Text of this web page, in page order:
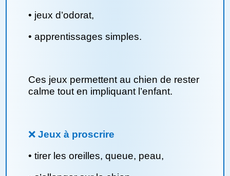
• jeux d’odorat,
• apprentissages simples.
Ces jeux permettent au chien de rester
calme tout en impliquant l’enfant.
❌ Jeux à proscrire
• tirer les oreilles, queue, peau,